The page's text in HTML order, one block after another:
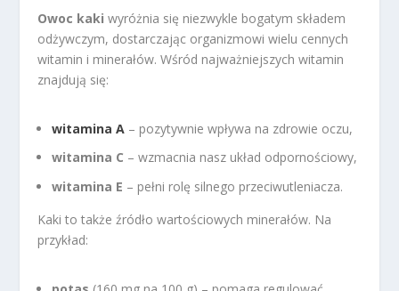
Owoc kaki wyróżnia się niezwykle bogatym składem
odżywczym, dostarczając organizmowi wielu cennych
witamin i minerałów. Wśród najważniejszych witamin
znajdują się:
witamina A – pozytywnie wpływa na zdrowie oczu,
witamina C – wzmacnia nasz układ odpornościowy,
witamina E – pełni rolę silnego przeciwutleniacza.
Kaki to także źródło wartościowych minerałów. Na
przykład: